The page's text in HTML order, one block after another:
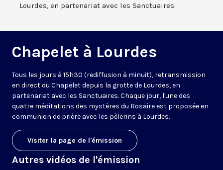
Lourdes, en partenariat avec les Sanctuaires.
Chapelet à Lourdes
Tous les jours à 15h30 (rediffusion à minuit), retransmission
en direct du Chapelet depuis la grotte de Lourdes, en
partenariat avec les Sanctuaires. Chaque jour, l'une des
quatre méditations des mystères du Rosaire est proposée en
communion de prière avec les pèlerins à Lourdes.
Visiter la page de l'émission
Autres vidéos de l'émission